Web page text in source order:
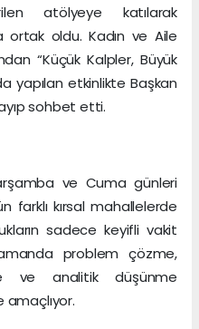
atölyeye katılarak
ortak oldu. Kadın ve Aile
“Küçük Kalpler, Büyük
yapılan etkinlikte Başkan
sohbet etti.
ve Cuma günleri
kırsal mahallelerde
sadece keyifli vakit
problem çözme,
ve analitik düşünme